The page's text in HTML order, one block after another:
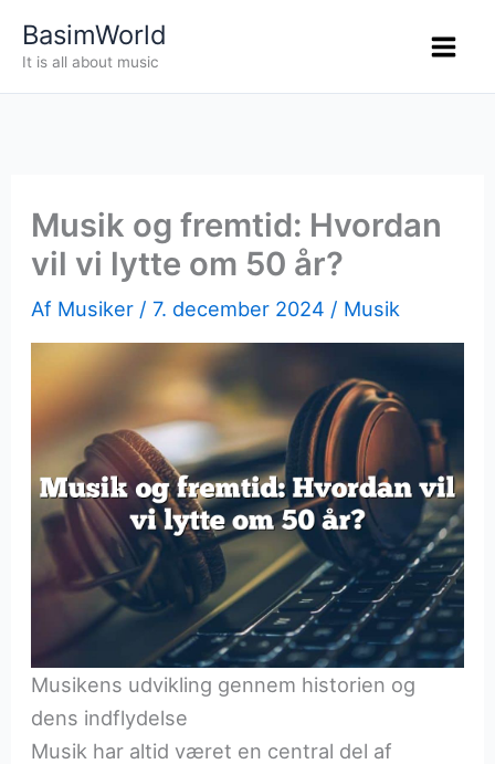
BasimWorld
It is all about music
Musik og fremtid: Hvordan
vil vi lytte om 50 år?
Af Musiker /7. december 2024 / Musik
Musikens udvikling gennem historien og
dens indflydelse
Musik har altid været en central del af